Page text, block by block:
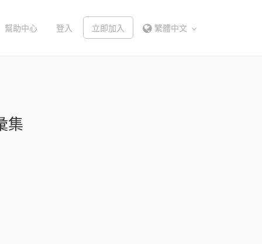
幫助中心 登入 立即加入 繁體中文
集